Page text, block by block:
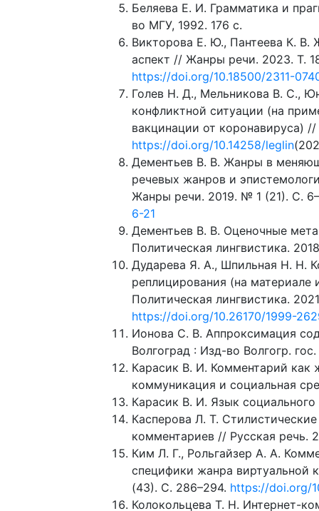
Беляева Е. И. Грамматика и
во МГУ, 1992. 176 с.
Викторова Е. Ю., Пантеева К. В.
аспект // Жанры речи. 2023. Т.
https://doi.org/10.18500/2311-
Голев Н. Д., Мельникова В. С.,
конфликтной ситуации (на
вакцинации от коронавируса)
https://doi.org/10.14258/leglin
Дементьев В. В. Жанры в
речевых жанров и
Жанры речи. 2019. № 1 (21). С.
6-21
Дементьев В. В. Оценочные
Политическая лингвистика.
Дударева Я. А., Шпильная Н. Н.
реплицирования (на
Политическая лингвистика.
https://doi.org/10.26170/1999-
Ионова С. В. Аппроксимация
Волгоград : Изд-во Волгогр.
Карасик В. И. Комментарий как
коммуникация и социальная
Карасик В. И. Язык
Касперова Л. Т.
комментариев // Русская речь.
Ким Л. Г., Рольгайзер А. А.
специфики жанра
(43). С. 286–294. https://doi.org/
Колокольцева Т. Н. Интернет-